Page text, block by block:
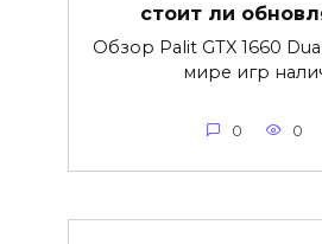
стоит ли
Обзор Palit GTX 1660
мире игр
0 0